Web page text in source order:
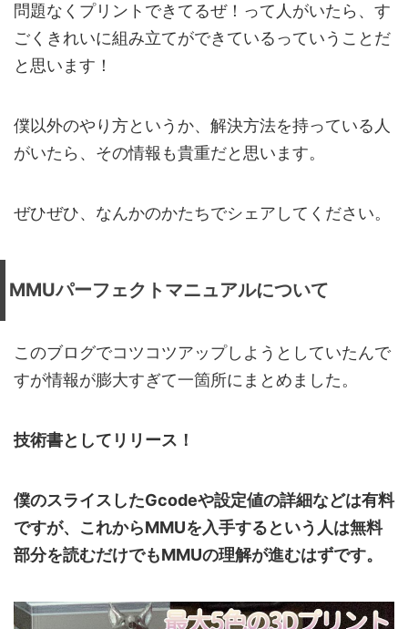
問題なくプリントできてるぜ！って人がいたら、す
ごくきれいに組み立てができているっていうことだ
と思います！
僕以外のやり方というか、解決方法を持っている人
がいたら、その情報も貴重だと思います。
ぜひぜひ、なんかのかたちでシェアしてください。
MMUパーフェクトマニュアルについて
このブログでコツコツアップしようとしていたんで
すが情報が膨大すぎて一箇所にまとめました。
技術書としてリリース！
僕のスライスしたGcodeや設定値の詳細などは有料
ですが、これからMMUを入手するという人は無料
部分を読むだけでもMMUの理解が進むはずです。